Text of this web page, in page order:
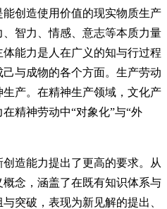
创造使用价值的现实物质生产
智力、情感、意志等本质力量
能力是人在广义的知与行过程
与成物的各个方面。生产劳动
产。在精神生产领域，文化产
精神劳动中“对象化”与“外
造能力提出了更高的要求。从
念，涵盖了在既有知识体系与
突破，表现为新见解的提出、